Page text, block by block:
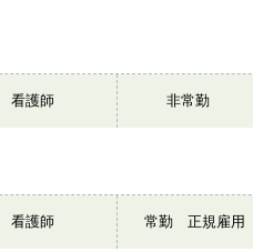
看護師 非常勤
看護師 常勤 正規雇用